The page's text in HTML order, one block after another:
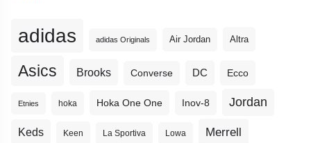
adidas adidas Originals Air Jordan Altra
Asics Brooks Converse DC Ecco
Etnies hoka Hoka One One Inov-8 Jordan
Keds Keen La Sportiva Lowa Merrell